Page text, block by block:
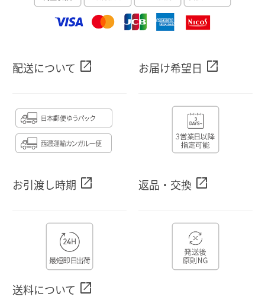
配送について open_in_new お届け希望日 open_in_new
お引渡し時期 open_in_new 返品・交換 open_in_new
送料について open_in_new